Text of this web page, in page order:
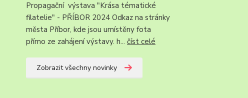
Propagační výstava "Krása tématické
filatelie" - PŘÍBOR 2024 Odkaz na stránky
města Příbor, kde jsou umístěny fota
přímo ze zahájení výstavy. h... číst celé
Zobrazit všechny novinky